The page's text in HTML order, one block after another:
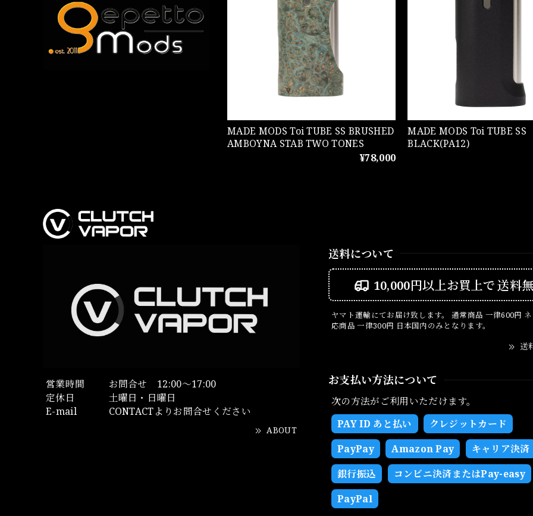
MADE MODS Toi TUBE SS BRUSHED
AMBOYNA STAB TWO TONES
¥78,000
MADE MODS Toi TUBE SS
BLACK(PA12)
営業時間
お問合せ 12:00～17:00
定休日
土曜日・日曜日
E-mail
CONTACTよりお問合せください
ABOUT
送料について
10,000円以上お買上で送料
ヤマト運輸にてお届け致します。 通常商品 一律600円
応商品 一律300円 日本国内のみとなります。
送
お支払い方法について
次の方法がご利用いただけます。
PAY ID あと払い
クレジットカード
PayPay
Amazon Pay
キャリア決済
銀行振込
コンビニ決済またはPay-easy
PayPal